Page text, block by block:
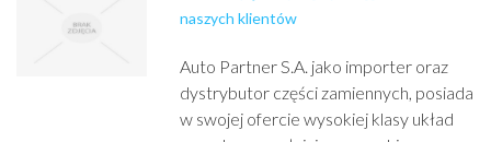
naszych klientów
Auto Partner S.A. jako importer oraz
dystrybutor części zamiennych, posiada
w swojej ofercie wysokiej klasy układ